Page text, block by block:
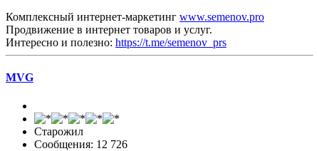
Комплексный интернет-маркетинг www.semenov.pro
Продвижение в интернет товаров и услуг.
Интересно и полезно: https://t.me/semenov_prs
MVG
Старожил
Сообщения: 12 726